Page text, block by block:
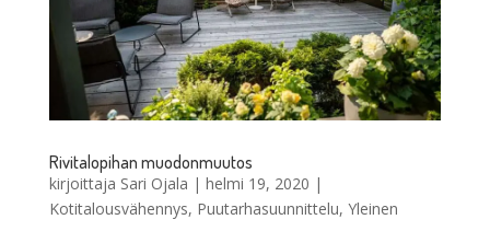
Rivitalopihan muodonmuutos
kirjoittaja Sari Ojala | helmi 19, 2020 |
Kotitalousvähennys, Puutarhasuunnittelu, Yleinen